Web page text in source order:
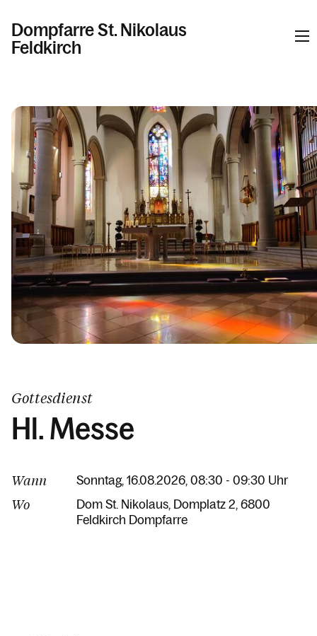
Dompfarre St. Nikolaus
Feldkirch
Kalender
Personen
Kontakt
Gottesdienst
Hl. Messe
Wann Sonntag, 16.08.2026, 08:30 - 09:30 Uhr
Wo Dom St. Nikolaus Domplatz 2 6800
Feldkirch Dompfarre